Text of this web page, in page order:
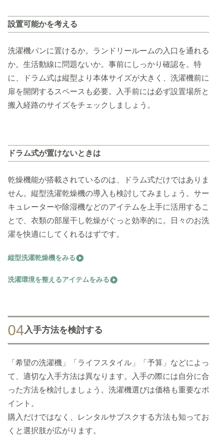
設置可能かを考える
洗濯機パンに置けるか。ランドリールームの入口を通れる
か。生活動線に問題ないか。事前にしっかり確認を。特
に、ドラム式は縦型より本体サイズが大きく、洗濯機前に
扉を開閉するスペースも必要。入手前には必ず設置場所と
搬入経路のサイズをチェックしましょう。
ドラム式が置けないときは
乾燥機能が搭載されているのは、ドラム式だけではありま
せん。縦型洗濯乾燥機の導入も検討してみましょう。サー
キュレーターや除湿機などのアイテムを上手に活用するこ
とで、衣類の部屋干し乾燥がぐっと効率的に。日々のお洗
濯を快適にしてくれるはずです。
縦型洗濯乾燥機をみる
洗濯環境を整えるアイテムをみる
04入手方法を検討する
「希望の洗濯機」「ライフスタイル」「予算」などによっ
て、適切な入手方法は異なります。入手の際には自分に合
った方法を検討しましょう。洗濯機選びは価格も重要なポ
イント。
購入だけではなく、レンタルサブスクする方法も知ってお
くと選択肢が広がります。